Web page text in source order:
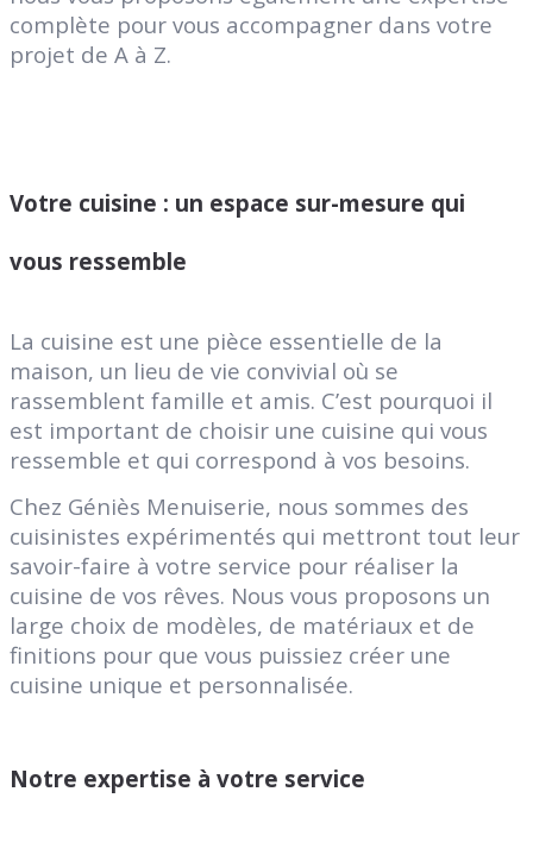
complète pour vous accompagner dans votre
projet de A à Z.
Votre cuisine : un espace sur-mesure qui
vous ressemble
La cuisine est une pièce essentielle de la
maison, un lieu de vie convivial où se
rassemblent famille et amis. C’est pourquoi il
est important de choisir une cuisine qui vous
ressemble et qui correspond à vos besoins.
Chez Géniès Menuiserie, nous sommes des
cuisinistes expérimentés qui mettront tout leur
savoir-faire à votre service pour réaliser la
cuisine de vos rêves. Nous vous proposons un
large choix de modèles, de matériaux et de
finitions pour que vous puissiez créer une
cuisine unique et personnalisée.
Notre expertise à votre service